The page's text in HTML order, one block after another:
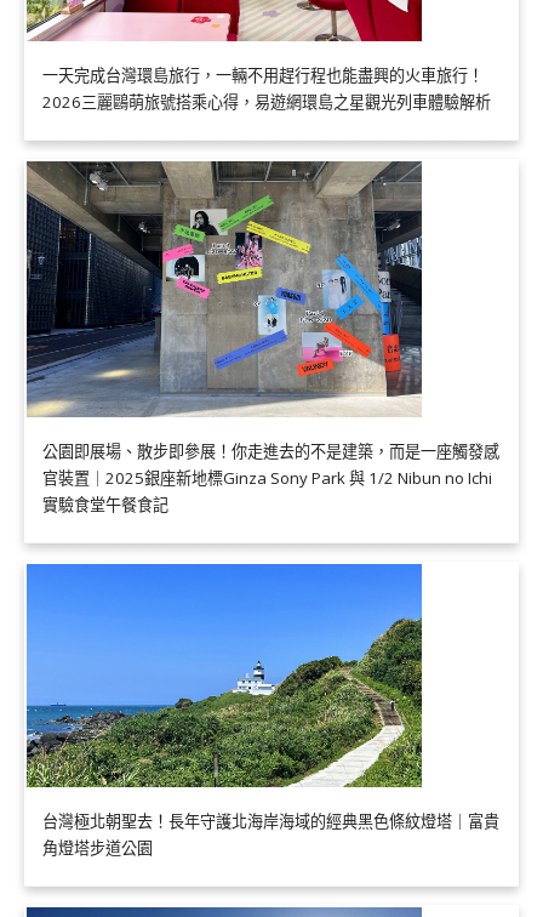
一天完成台灣環島旅行，一輛不用趕行程也能盡興的火車旅行！
2026三麗鷗萌旅號搭乘心得，易遊網環島之星觀光列車體驗解析
公園即展場、散步即參展！你走進去的不是建築，而是一座觸發感
官裝置｜2025銀座新地標Ginza Sony Park 與 1/2 Nibun no Ichi
實驗食堂午餐食記
台灣極北朝聖去！長年守護北海岸海域的經典黑色條紋燈塔｜富貴
角燈塔步道公園